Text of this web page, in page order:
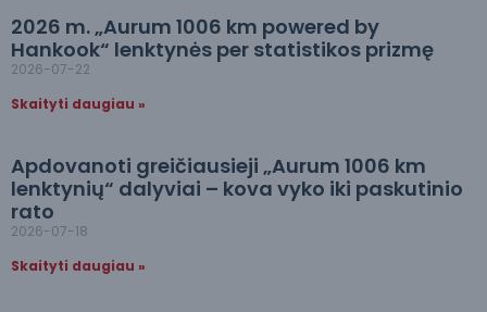
2026 m. „Aurum 1006 km powered by
Hankook“ lenktynės per statistikos prizmę
2026-07-22
Skaityti daugiau »
Apdovanoti greičiausieji „Aurum 1006 km
lenktynių“ dalyviai – kova vyko iki paskutinio
rato
2026-07-18
Skaityti daugiau »